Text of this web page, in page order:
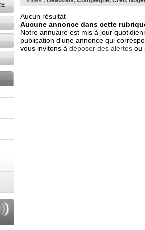
Aucun résultat
Aucune annonce dans cette
Notre annuaire est mis à jour
publication d'une annonce qui
vous invitons à déposer des alertes ou